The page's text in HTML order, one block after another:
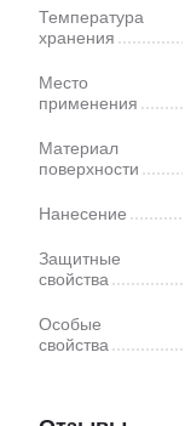
Температура
хранения
Место
применения
Материал
поверхности
Нанесение
Защитные
свойства
Особые
свойства